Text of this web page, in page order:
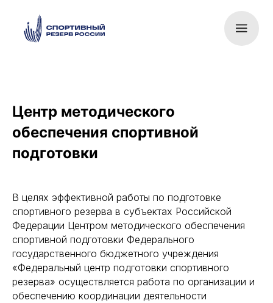
Центр методического
обеспечения спортивной
подготовки
В целях эффективной работы по подготовке
спортивного резерва в субъектах Российской
Федерации Центром методического обеспечения
спортивной подготовки Федерального
государственного бюджетного учреждения
«Федеральный центр подготовки спортивного
резерва» осуществляется работа по организации и
обеспечению координации деятельности